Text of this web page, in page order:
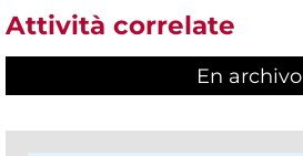
Attività correlate
En archivo